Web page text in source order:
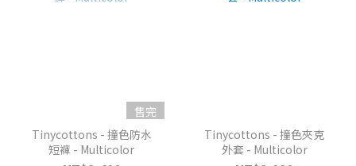
售完
Tinycottons - 撞色防水
短褲 - Multicolor
Tinycottons - 撞色夾克
外套 - Multicolor